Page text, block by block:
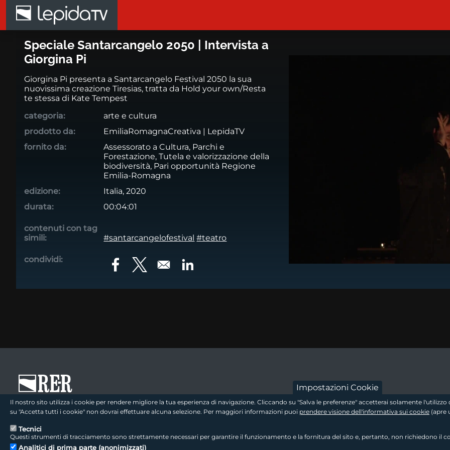
Salta al contenuto principale
Speciale Santarcangelo 2050 | Intervista a Giorgina Pi
Speciale Santarcangelo 2050 | Intervista a
Giorgina Pi
Giorgina Pi presenta a Santarcangelo Festival 2050 la sua
nuovissima creazione Tiresias, tratta da Hold your own/Resta
te stessa di Kate Tempest
categoria:
arte e cultura
prodotto da:
EmiliaRomagnaCreativa | LepidaTV
fornito da:
Assessorato a Cultura, Parchi e
Forestazione, Tutela e valorizzazione della
biodiversità, Pari opportunità Regione
Emilia-Romagna
edizione:
Italia, 2020
durata:
00:04:01
contenuti con tag
simili:
#santarcangelofestival #teatro
condividi:
Opens in a new window
Opens in a new windowOpens in a new window
footer - sezione logo 1 footer -
footer - sezione colophon
LepidaScpA
footer -
Impostazioni Cookie
Il nostro sito utilizza i cookie per rendere migliore la tua esperienza di navigazione. Cliccando su "Salva le preferenze" accetterai solamente
su "Accetta tutti i cookie" non dovrai effettuare alcuna selezione. Per maggiori informazioni puoi prendere visione dell'informativa sui cookie (apre
Tecnici
Questi strumenti di tracciamento sono strettamente necessari per garantire il funzionamento e la fornitura del sito e, pertanto, non richiedono il
Analitici di prima parte (anonimizzati)